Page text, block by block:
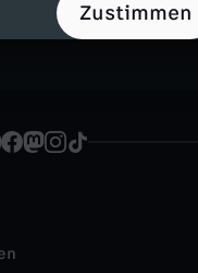
Zustimmen